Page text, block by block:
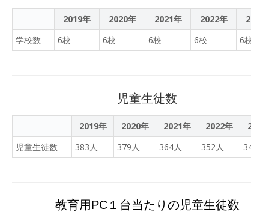
は日差しを避けてURLって
何？ QRコードって何？
スキャンして動画の確認中
2019年 2020年 2021年 2022年
2023
学校数
6校 6校 6校 6校 6校
児童生徒数
2019年 2020年 2021年 2022年
2023
児童生徒数
383人 379人 364人 352人 349人
教育用PC１台当たりの児童生徒数